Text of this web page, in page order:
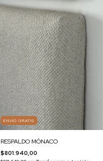
ENVÍO GRATIS
RESPALDO MÓNACO
$801.940,00